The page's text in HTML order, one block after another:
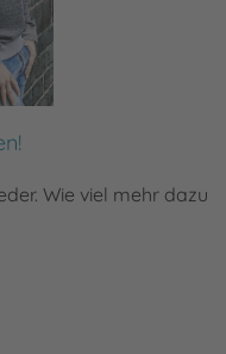
Wie viel mehr dazu